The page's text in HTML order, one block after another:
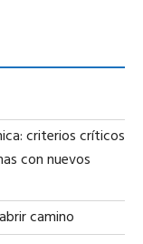
criterios críticos
con nuevos
camino